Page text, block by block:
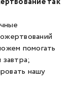
помогать
нашу